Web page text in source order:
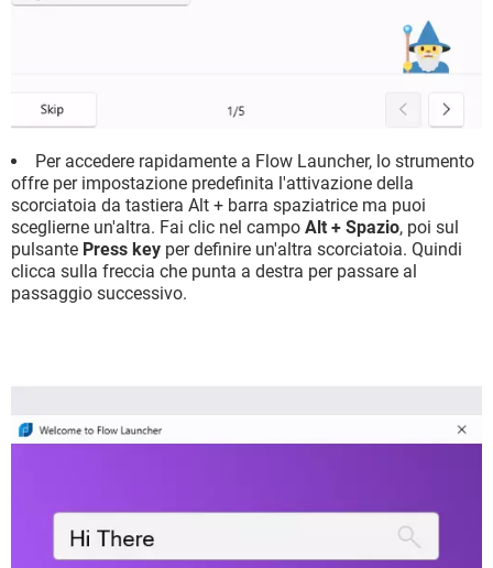
Per accedere rapidamente a Flow Launcher, lo strumento
offre per impostazione predefinita l'attivazione della
scorciatoia da tastiera Alt + barra spaziatrice ma puoi
sceglierne un'altra. Fai clic nel campo Alt + Spazio, poi sul
pulsante Press key per definire un'altra scorciatoia. Quindi
clicca sulla freccia che punta a destra per passare al
passaggio successivo.